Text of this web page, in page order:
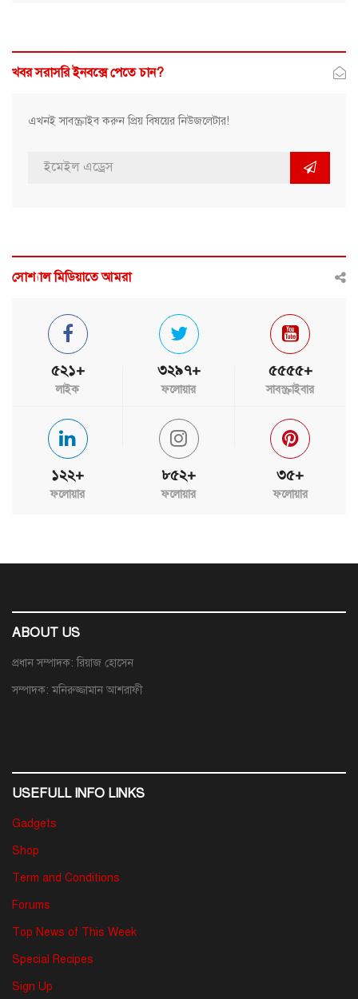
খবর সরাসরি ইনবক্সে পেতে চান?
এখনই সাবস্ক্রাইব করুন প্রিয় বিষয়ের নিউজলেটার!
সোশ্যাল মিডিয়াতে আমরা
৫২১+
লাইক
৩২৯৭+
ফলোয়ার
৫৫৫৫+
সাবস্ক্রাইবার
১২২+
ফলোয়ার
৮৫২+
ফলোয়ার
৩৫+
ফলোয়ার
ABOUT US
প্রধান সম্পাদক: রিয়াজ হোসেন
সম্পাদক: মনিরুজ্জামান আশরাফী
USEFULL INFO LINKS
Gadgets
Shop
Term and Conditions
Forums
Top News of This Week
Special Recipes
Sign Up